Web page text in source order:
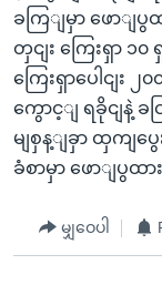
ခကြျမှာ ဖောျ
တှငျး ကြေးရှာ ၁
ကြေးရှာပေါငျး
ကွောင့ျ ရခိုငျနဲ့ ခင
မျစှန့ျခှာ ထှကျပွ
ခံစာမှာ ဖောျပွထာ
မျှဝေပါ